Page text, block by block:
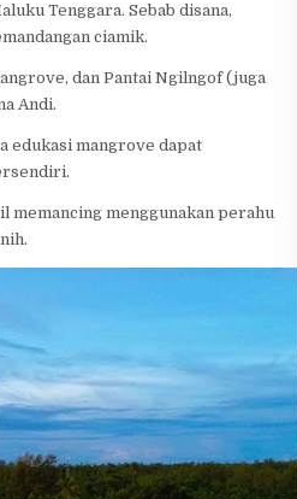
Tenggara. Sebab disana,
ciamik.
dan Pantai Ngilngof (juga
Andi.
edukasi mangrove dapat
memancing menggunakan perahu